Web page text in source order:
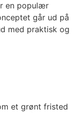
en populær
går ud på
med praktisk og
et grønt fristed